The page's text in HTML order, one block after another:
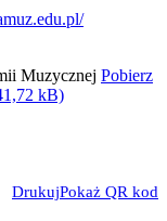
Pobierz
kB)
DrukujPokaż QR kod